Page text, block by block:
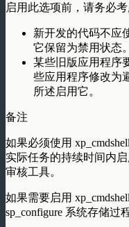
启用此选项前，请务必
新开发的代码不应
它保留为禁用状态。
某些旧版应用程序
些应用程序修改为
所述启用它。
备注
如果必须使用
实际任务的持续时间内
审核工具。
如果需要启用
sp_configure 系统存储过